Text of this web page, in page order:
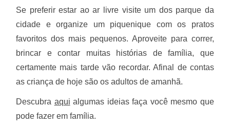
Se preferir estar ao ar livre visite um dos parque da
cidade e organize um piquenique com os pratos
favoritos dos mais pequenos. Aproveite para correr,
brincar e contar muitas histórias de família, que
certamente mais tarde vão recordar. Afinal de contas
as criança de hoje são os adultos de amanhã.
Descubra aqui algumas ideias faça você mesmo que
pode fazer em família.